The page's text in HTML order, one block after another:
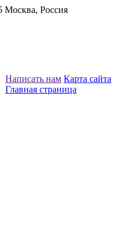
Москва, Россия
Написать нам Карта сайта
Главная страница